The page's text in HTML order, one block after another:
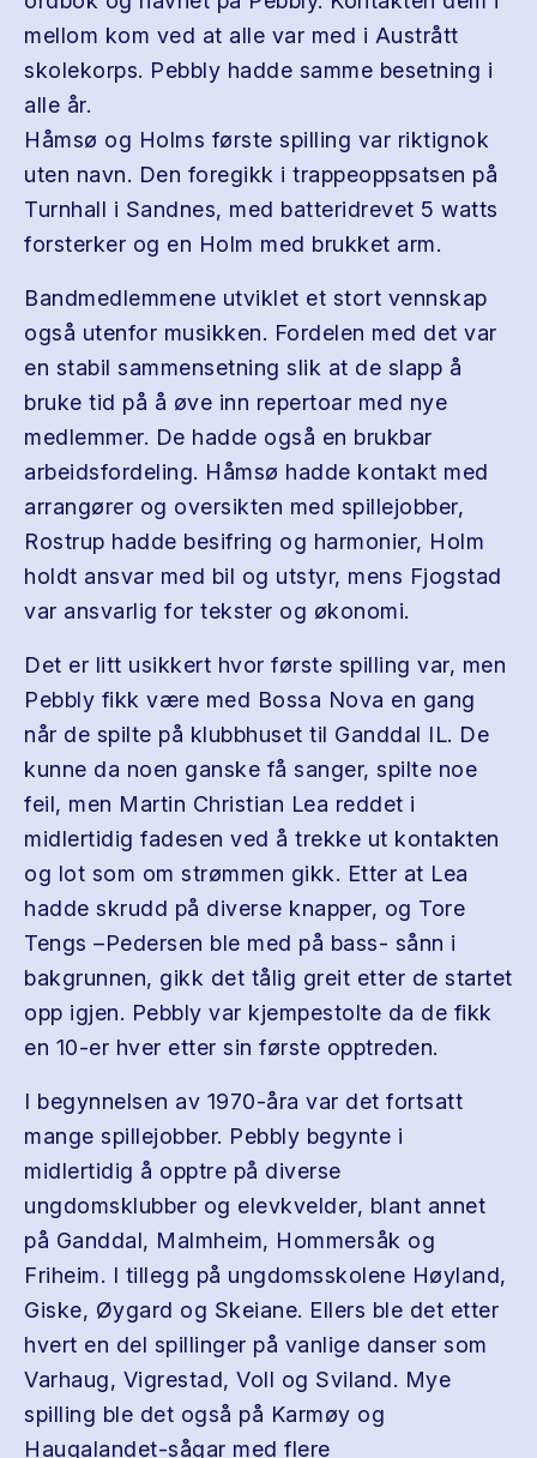
mellom kom ved at alle var med i Austrått
skolekorps. Pebbly hadde samme besetning i
alle år.
Håmsø og Holms første spilling var riktignok
uten navn. Den foregikk i trappeoppsatsen på
Turnhall i Sandnes, med batteridrevet 5 watts
forsterker og en Holm med brukket arm.
Bandmedlemmene utviklet et stort vennskap
også utenfor musikken. Fordelen med det var
en stabil sammensetning slik at de slapp å
bruke tid på å øve inn repertoar med nye
medlemmer. De hadde også en brukbar
arbeidsfordeling. Håmsø hadde kontakt med
arrangører og oversikten med spillejobber,
Rostrup hadde besifring og harmonier, Holm
holdt ansvar med bil og utstyr, mens Fjogstad
var ansvarlig for tekster og økonomi.
Det er litt usikkert hvor første spilling var, men
Pebbly fikk være med Bossa Nova en gang
når de spilte på klubbhuset til Ganddal IL. De
kunne da noen ganske få sanger, spilte noe
feil, men Martin Christian Lea reddet i
midlertidig fadesen ved å trekke ut kontakten
og lot som om strømmen gikk. Etter at Lea
hadde skrudd på diverse knapper, og Tore
Tengs –Pedersen ble med på bass- sånn i
bakgrunnen, gikk det tålig greit etter de startet
opp igjen. Pebbly var kjempestolte da de fikk
en 10-er hver etter sin første opptreden.
I begynnelsen av 1970-åra var det fortsatt
mange spillejobber. Pebbly begynte i
midlertidig å opptre på diverse
ungdomsklubber og elevkvelder, blant annet
på Ganddal, Malmheim, Hommersåk og
Friheim. I tillegg på ungdomsskolene Høyland,
Giske, Øygard og Skeiane. Ellers ble det etter
hvert en del spillinger på vanlige danser som
Varhaug, Vigrestad, Voll og Sviland. Mye
spilling ble det også på Karmøy og
Haugalandet-sågar med flere